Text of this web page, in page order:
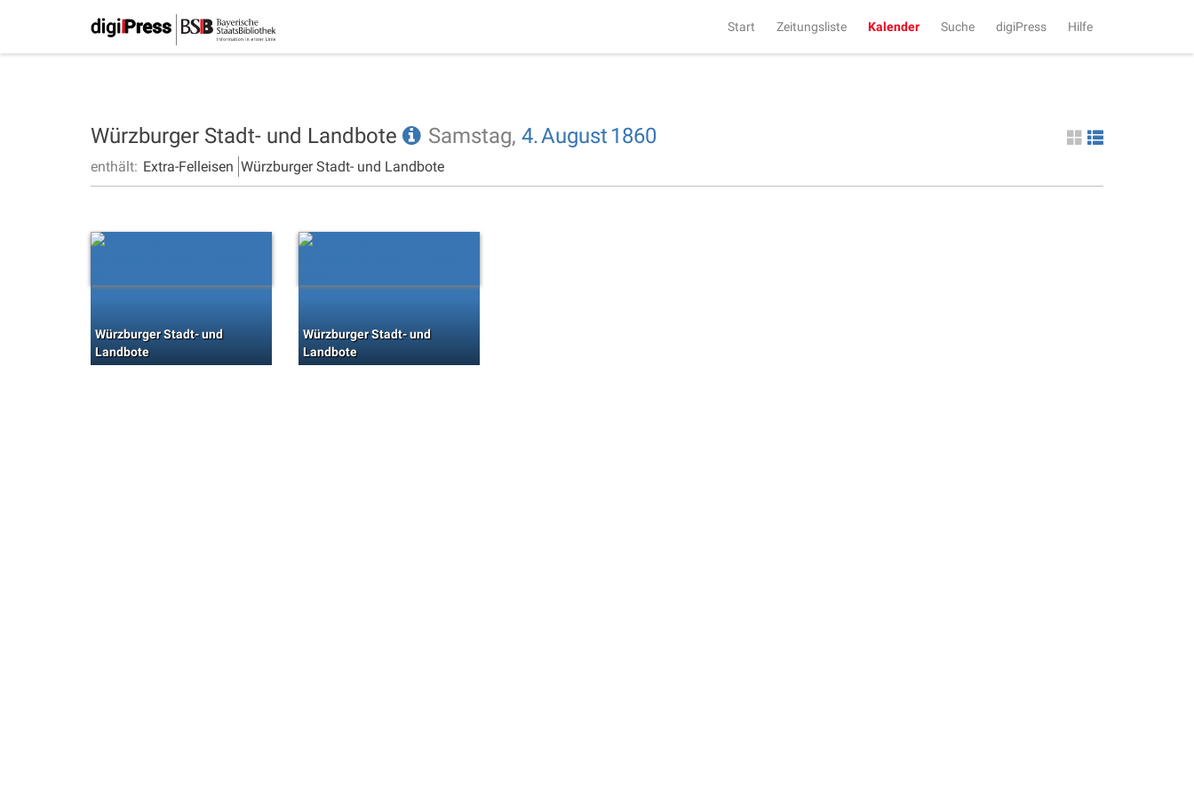
Start Zeitungsliste Kalender Suche digiPress Hilfe
Würzburger Stadt- und Landbote Samstag, 4.August 1860
enthält: Extra-Felleisen Würzburger Stadt- und Landbote
Würzburger Stadt- und
Landbote
Würzburger Stadt- und
Landbote